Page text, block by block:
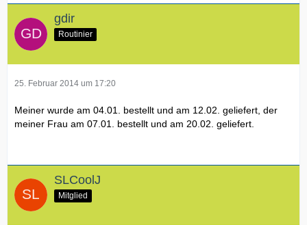
gdir
Routinier
25. Februar 2014 um 17:20
Meiner wurde am 04.01. bestellt und am 12.02. geliefert, der
meiner Frau am 07.01. bestellt und am 20.02. geliefert.
SLCoolJ
Mitglied